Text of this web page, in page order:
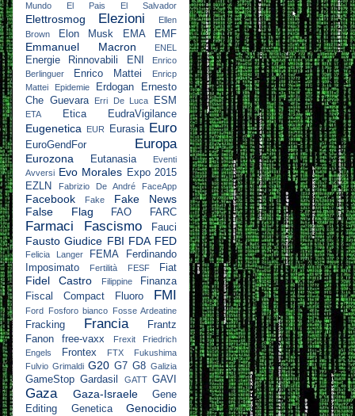
Mundo
El Pais El Salvador
Elettrosmog Elezioni
Ellen
Brown
Elon Musk EMA EMF
Emmanuel Macron ENEL
Energie Rinnovabili ENI
Enrico
Berlinguer
Enrico Mattei
Enricp
Mattei
Epidemie Erdogan
Ernesto
Che Guevara
Erri De Luca ESM
ETA Etica EudraVigilance
Eugenetica EUR Eurasia Euro
EuroGendFor Europa
Eurozona Eutanasia
Eventi
Avversi Evo Morales Expo 2015
EZLN
Fabrizio De André FaceApp
Facebook Fake
Fake News
False Flag
FAO FARC
Farmaci Fascismo Fauci
Fausto Giudice FBI FDA FED
Felicia Langer FEMA
Ferdinando
Imposimato
Fertilità FESF Fiat
Fidel Castro Filippine
Finanza
Fiscal Compact
Fluoro FMI
Ford Fosforo bianco Fosse Ardeatine
Fracking Francia
Frantz
Fanon
free-vaxx Frexit
Friedrich
Engels
Frontex FTX
Fukushima
Fulvio Grimaldi G20 G7 G8 Galizia
GameStop Gardasil GATT GAVI
Gaza Gaza-Israele
Gene
Editing
Genetica Genocidio